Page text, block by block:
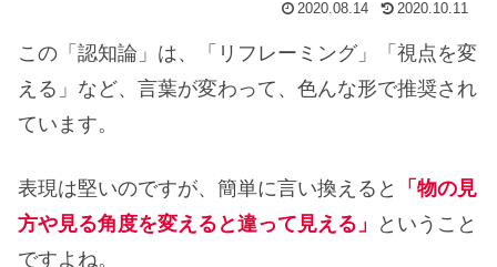
2020.08.14 2020.10.11
この「認知論」は、「リフレーミング」「視点を変
える」など、言葉が変わって、色んな形で推奨され
ています。
表現は堅いのですが、簡単に言い換えると
「物の見
方や見る角度を変えると違って見える」
ということ
ですよね。